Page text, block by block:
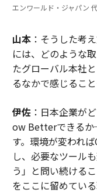
エンワールド・ジャパン
山本：そうした考
には、どのような
たグローバル本社
るなかで感じるこ
伊佐：日本企業が
ow Betterできる
す。環境が変われ
し、必要なツール
う」と問い続ける
をここに留めている